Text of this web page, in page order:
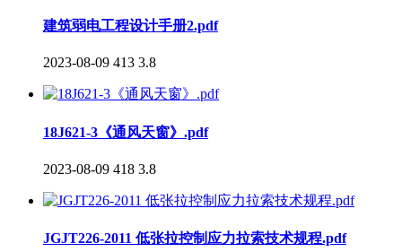
建筑弱电工程设计手册2.pdf
2023-08-09 413 3.8
18J621-3《通风天窗》.pdf
2023-08-09 418 3.8
JGJT226-2011 低张拉控制应力拉索技术规程.pdf